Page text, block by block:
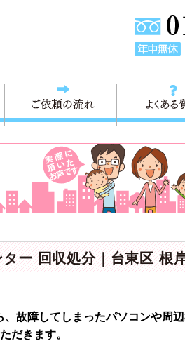
ご依頼の流れ
ー 回収処分｜台東区 根
故障してしまったパソコンや周
だきます。